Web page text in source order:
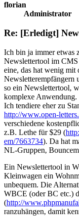
florian
Administrator
Re: [Erledigt]
Ich bin ja immer etwas
Newslettertool im CMS
eine, das hat wenig mit
Newsletterempfängern
so ein Newslettertool,
komplexe Anwendung.
Ich tendiere eher zu
http://www.open-
verschiedene
z.B. Lethe für $29 (
em/7663734). Da hat
NL-Gruppen,
Ein Newslettertool in
Kleinwagen ein
unbequem. Die
WBCE (oder BC etc.)
(http://
ranzuhängen, damit